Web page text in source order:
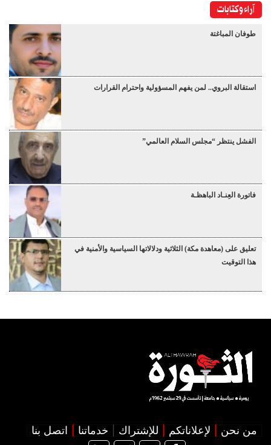
آراء وكتابات
طوفان المباغتة
استقالة البروي.. لمن يفهم المسؤولية واحترام القرارات
الفشل ينتظر “مجلس السلام العالمي”
فاتورة العِنـاد الباهظـة
تعليق على (معاهدة مكة) الثلاثية ودلالاتها السياسية والأمنية في
هذا التوقيت
من نحن لإعلاناتكم للإشتراك خدماتنا اتصل بنا